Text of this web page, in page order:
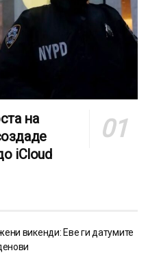
на
iCloud
викенди: Еве ги датумите